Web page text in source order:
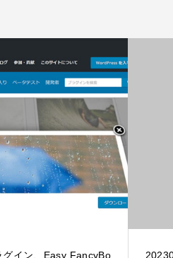
イン、Easy FancyBo